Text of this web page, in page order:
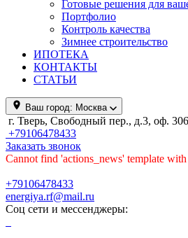
Готовые решения для
Портфолио
Контроль качества
Зимнее строительство
ИПОТЕКА
КОНТАКТЫ
СТАТЬИ
Ваш город: Москва
г. Тверь, Свободный пер., д.3, оф. 306
+79106478433
Заказать звонок
Cannot find 'actions_news' template
+79106478433
energiya.rf@mail.ru
Соц сети и мессенджеры: